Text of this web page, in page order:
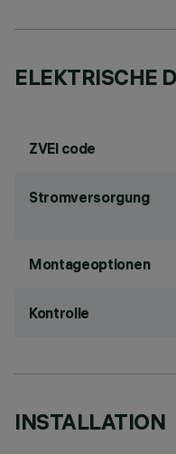
ELEKTRISCHE
ZVEI code
Stromversorgung
Montageoptionen
Kontrolle
INSTALLATION